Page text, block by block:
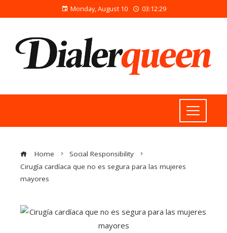
Monday, August 10 03:12:29
Home
Social Responsibility
Cirugía cardíaca que no es segura para las mujeres
mayores